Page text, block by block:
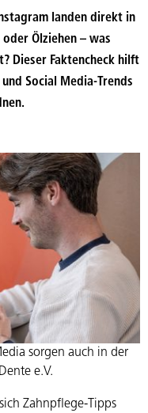
landen direkt in
Ölziehen – was
Dieser Faktencheck hilft
Social Media-Trends
sorgen auch in der
e.V.
Zahnpflege-Tipps